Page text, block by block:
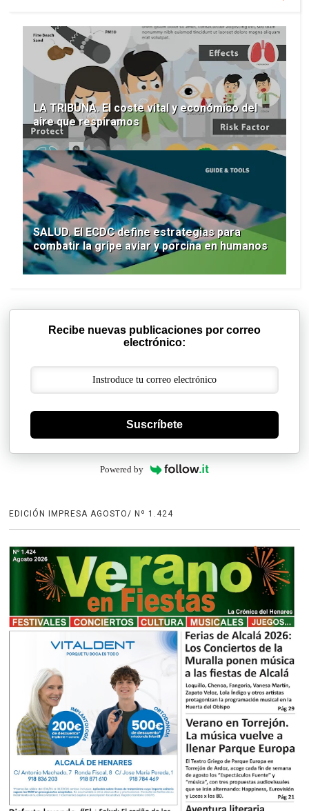
LA TRIBUNA. El coste vital y económico del
aire que respiramos
SALUD. El ECDC define estrategias para
combatir la gripe aviar y porcina en humanos
Recibe nuevas publicaciones por correo
electrónico:
Suscríbete
Powered by
EDICIÓN IMPRESA AGOSTO/ Nº 1.424